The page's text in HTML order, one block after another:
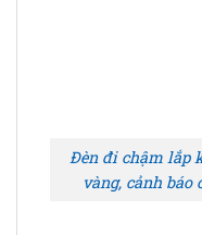
Đèn đi chậm lắp
vàng, cảnh báo